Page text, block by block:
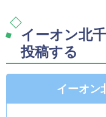
イーオン北
投稿する
イーオン